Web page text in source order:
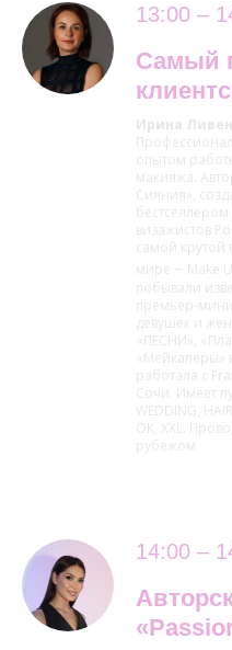
13:00 –
Самый
Ирина
опытом
макияжа.
Сияния»,
бестселлером
визажистов
самой крутой
мире – Make
побывали
премьер-
девушек и
«ПЕСНИ»,
«Мейкаперы»
работала с
Сочи. Имеет
WEDDING,
ОК, XXL.
рубежом
14:00 –